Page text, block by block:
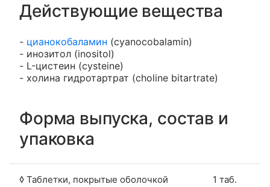
Действующие вещества
- цианокобаламин (cyanocobalamin)
- инозитол (inositol)
- L-цистеин (cysteine)
- холина гидротартрат (choline bitartrate)
Форма выпуска, состав и
упаковка
◊ Таблетки, покрытые оболочкой 1 таб.